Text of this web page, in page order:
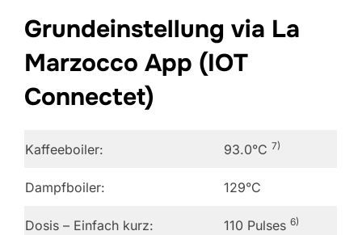
Grundeinstellung via La
Marzocco App (IOT
Connectet)
Kaffeeboiler: 93.0°C 7)
Dampfboiler: 129°C
Dosis – Einfach kurz: 110 Pulses 6)